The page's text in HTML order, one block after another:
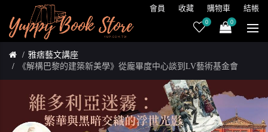
會員 收藏 購物車 結帳
0 0
雅痞藝文講座
《解構巴黎的建築新美學》從龐畢度中心談到LV藝術基金會